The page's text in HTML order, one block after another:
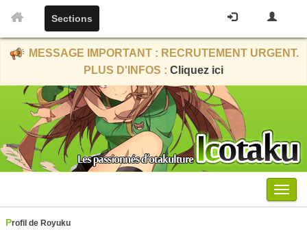
Sections
MESSAGE IMPORTANT : RECRUTEMENT URGENT.
PLUS D'INFOS : Cliquez ici
Menu
Profil de Royuku